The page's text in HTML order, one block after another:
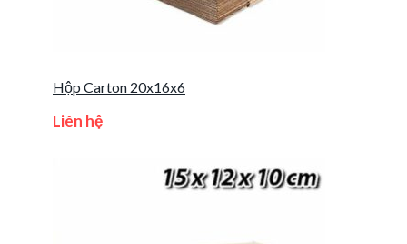
Hộp Carton 20x16x6
Liên hệ